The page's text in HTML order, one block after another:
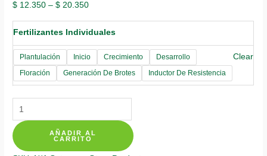
$ 12.350 –$ 20.350
Fertilizantes Individuales
Plantulación Inicio Crecimiento
Desarrollo
Floración
Generación De Brotes Inductor De Resistencia
Clear
Fertilizantes
Individuales
Para
Matarratón
AÑADIR AL
CARRITO